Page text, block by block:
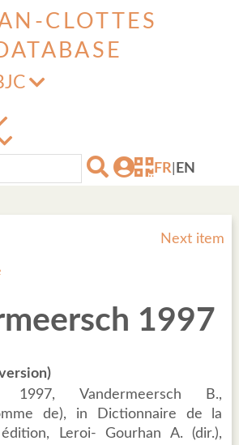
FR EN
Next item
1997
1997, Vandermeersch B.,
de), in Dictionnaire de la
Leroi- Gourhan A. (dir.),